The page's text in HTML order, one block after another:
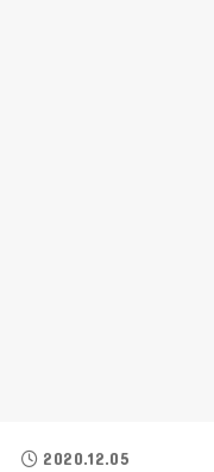
2020.12.05